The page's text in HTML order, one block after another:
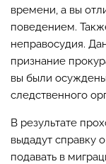
времени, а вы
поведением.
неправосудия.
признание
вы были
следственного
В результате
выдадут справку
подавать в